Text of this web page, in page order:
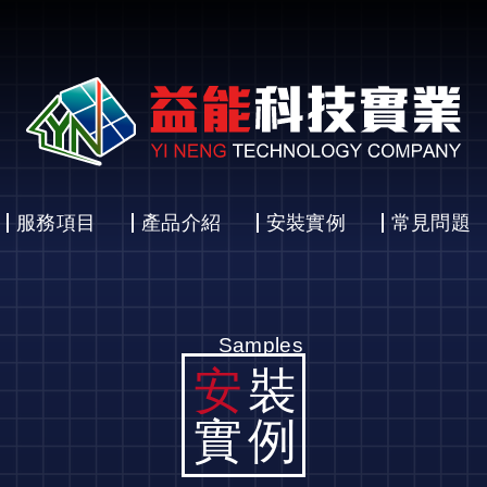
服務項目 產品介紹 安裝實例 常見問題
Samples
安裝
實例